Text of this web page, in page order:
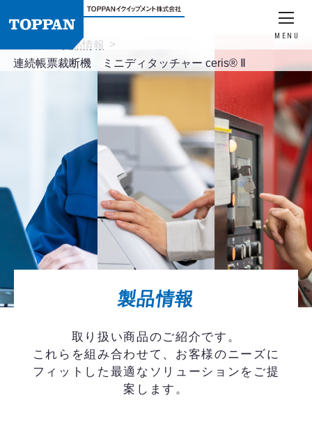
MENU
製品情報
連続帳票裁断機 ミニディタッチャー ceris® Ⅱ
製品情報
取り扱い商品のご紹介です。
これらを組み合わせて、お客様のニーズに
フィットした最適なソリューションをご提
案します。